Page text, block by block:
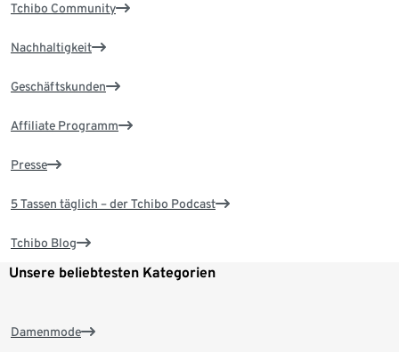
Tchibo Community
Nachhaltigkeit
Geschäftskunden
Affiliate Programm
Presse
5 Tassen täglich – der Tchibo Podcast
Tchibo Blog
Unsere beliebtesten Kategorien
Damenmode